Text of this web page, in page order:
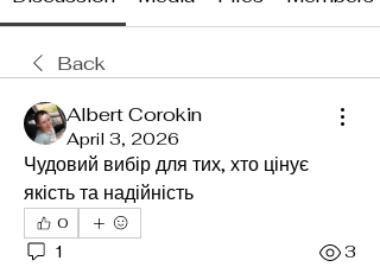
Back
Albert Corokin
April 3, 2026
Чудовий вибір для тих, хто цінує
якість та надійність
0
1 3